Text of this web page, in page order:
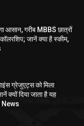
आसान, गरीब MBBS छात्रों
जानें क्या है स्कीम,
ग्रेजुएट्स को मिला
क्यों दिया जाता है यह
News